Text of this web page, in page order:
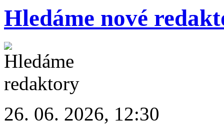
Hledáme nové
26. 06. 2026, 12:30